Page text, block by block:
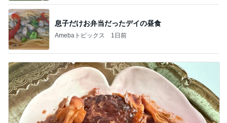
息子だけお弁当だったデイの昼食
Amebaトピックス 1日前